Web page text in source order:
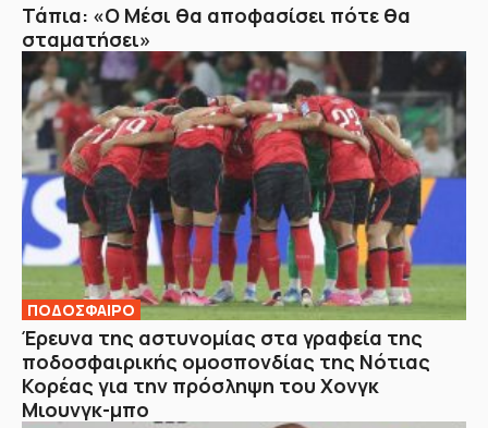
Τάπια: «Ο Μέσι θα αποφασίσει πότε θα
σταματήσει»
ΠΟΔΟΣΦΑΙΡΟ
Έρευνα της αστυνομίας στα γραφεία της
ποδοσφαιρικής ομοσπονδίας της Νότιας
Κορέας για την πρόσληψη του Χονγκ
Μιουνγκ-μπο